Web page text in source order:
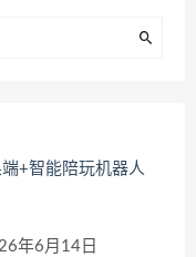
+智能陪玩机器人
年6月14日